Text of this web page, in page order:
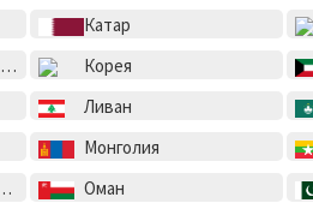
Катар
Корея
Ливан
Монголия
Оман